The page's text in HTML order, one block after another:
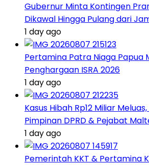
Gubernur Minta Kontingen
Dikawal Hingga Pulang dari
1 day ago
Pertamina Patra Niaga Papua
Penghargaan ISRA 2026
1 day ago
Kasus Hibah Rp12 Miliar
Pimpinan DPRD & Pejabat
1 day ago
Pemerintah KKT & Pertamina